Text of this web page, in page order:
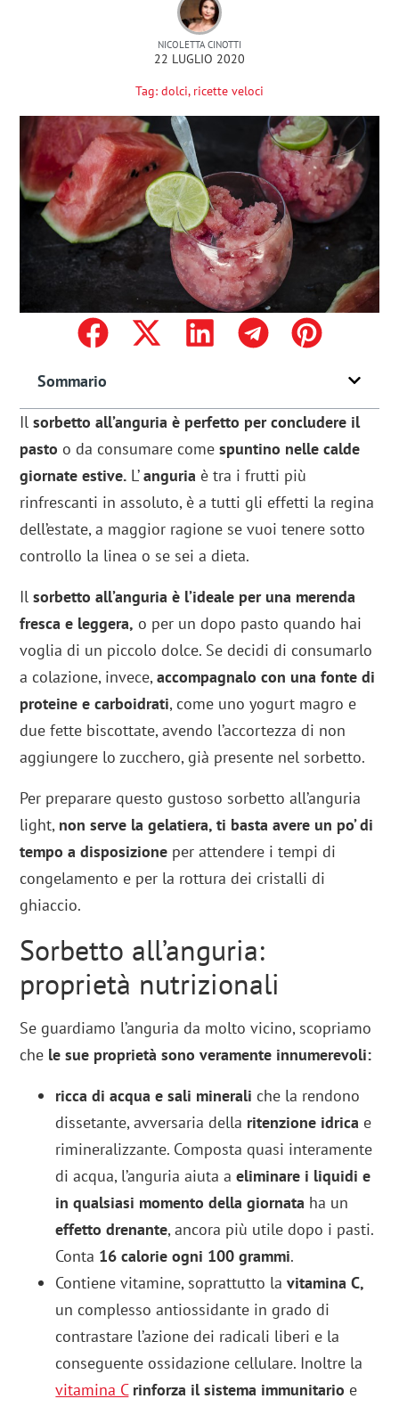
NICOLETTA CINOTTI
22 LUGLIO 2020
Tag: dolci, ricette veloci
Sommario
Ilsorbetto all’anguria è perfetto per concludere il
pasto o da consumare comespuntino nelle calde
giornate estive. L’anguria è tra i frutti più
rinfrescanti in assoluto, è a tutti gli effetti la regina
dell’estate, a maggior ragione se vuoi tenere sotto
controllo la linea o se sei a dieta.
Ilsorbetto all’anguria è l’ideale per una merenda
fresca e leggera, o per un dopo pasto quando hai
voglia di un piccolo dolce. Se decidi di consumarlo
a colazione, invece,accompagnalo con una fonte di
proteine e carboidrati, come uno yogurt magro e
due fette biscottate, avendo l’accortezza di non
aggiungere lo zucchero, già presente nel sorbetto.
Per preparare questo gustoso sorbetto all’anguria
light, non serve la gelatiera, ti basta avere un po’ di
tempo a disposizione per attendere i tempi di
congelamento e per la rottura dei cristalli di
ghiaccio.
Sorbetto all’anguria:
proprietà nutrizionali
Se guardiamo l’anguria da molto vicino, scopriamo
che le sue proprietà sono veramente innumerevoli:
ricca di acqua e sali minerali che la rendono
dissetante, avversaria della ritenzione idrica e
rimineralizzante. Composta quasi interamente
di acqua, l’anguria aiuta aeliminare i liquidi e
in qualsiasi momento della giornata ha un
effetto drenante, ancora più utile dopo i pasti.
Conta 16 calorie ogni 100 grammi.
Contiene vitamine, soprattutto lavitamina C,
un complesso antiossidante in grado di
contrastare l’azione dei radicali liberi e la
conseguente ossidazione cellulare. Inoltre la
vitamina C rinforza il sistema immunitario e